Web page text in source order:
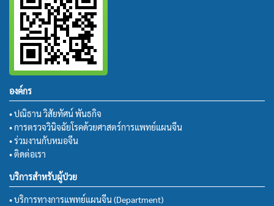
องค์กร
• ปณิธาน วิสัยทัศน์ พันธกิจ
• การตรวจวินิจฉัยโรคด้วยศาสตร์การแพทย์แผนจีน
• ร่วมงานกับหมอจีน
• ติดต่อเรา
บริการสำหรับผู้ป่วย
• บริการทางการแพทย์แผนจีน (Department)